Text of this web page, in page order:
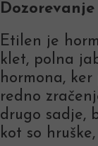
Dozorevanje
Etilen je
klet, polna
hormona,
redno
drugo sadje,
kot so